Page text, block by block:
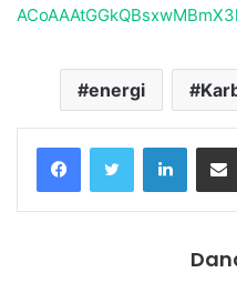
energi
FacebookTwitter